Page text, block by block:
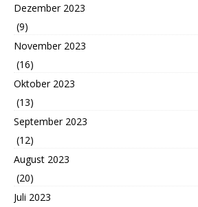
Dezember 2023
(9)
November 2023
(16)
Oktober 2023
(13)
September 2023
(12)
August 2023
(20)
Juli 2023